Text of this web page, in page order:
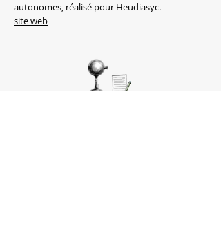
autonomes, réalisé pour Heudiasyc.
site web